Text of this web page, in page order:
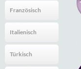
Französisch
Italienisch
Türkisch